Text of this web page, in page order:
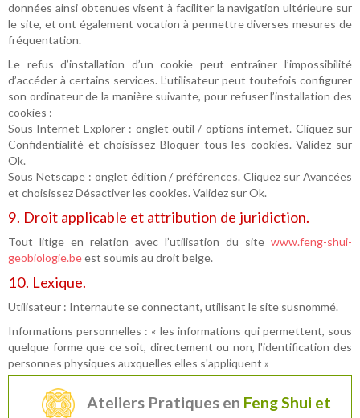
données ainsi obtenues visent à faciliter la navigation ultérieure sur
le site, et ont également vocation à permettre diverses mesures de
fréquentation.
Le refus d’installation d’un cookie peut entraîner l’impossibilité
d’accéder à certains services. L’utilisateur peut toutefois configurer
son ordinateur de la manière suivante, pour refuser l’installation des
cookies :
Sous Internet Explorer : onglet outil / options internet. Cliquez sur
Confidentialité et choisissez Bloquer tous les cookies. Validez sur
Ok.
Sous Netscape : onglet édition / préférences. Cliquez sur Avancées
et choisissez Désactiver les cookies. Validez sur Ok.
9. Droit applicable et attribution de juridiction.
Tout litige en relation avec l’utilisation du site www.feng-shui-
geobiologie.beest soumis au droit belge.
10. Lexique.
Utilisateur : Internaute se connectant, utilisant le site susnommé.
Informations personnelles : « les informations qui permettent, sous
quelque forme que ce soit, directement ou non, l'identification des
personnes physiques auxquelles elles s'appliquent »
Ateliers Pratiques en Feng Shui et